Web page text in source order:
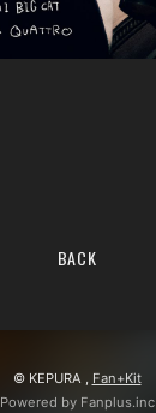
BACK
© KEPURA , Fan+Kit
Powered by Fanplus.inc